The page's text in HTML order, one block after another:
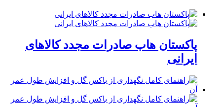
پاکستان هاب صادرات مجدد کالاهای
ایرانی